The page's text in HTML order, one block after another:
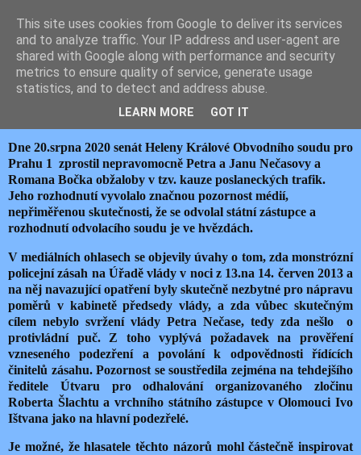
JEMELIK ZDENĚK
čtvrtek 27. srpna 2020
O PUČI A PUČISTECH
Dne 20.srpna 2020 senát Heleny Králové Obvodního soudu pro
Prahu 1 zprostil nepravomocně Petra a Janu Nečasovy a
Romana Bočka obžaloby v tzv. kauze poslaneckých trafik.
Jeho rozhodnutí vyvolalo značnou pozornost médií,
nepřiměřenou skutečnosti, že se odvolal státní zástupce a
rozhodnutí odvolacího soudu je ve hvězdách.
V mediálních ohlasech se objevily úvahy o tom, zda monstrózní
policejní zásah na Úřadě vlády v noci z 13.na 14. červen 2013 a
na něj navazující opatření byly skutečně nezbytné pro nápravu
poměrů v kabinetě předsedy vlády, a zda vůbec skutečným
cílem nebylo svržení vlády Petra Nečase, tedy zda nešlo o
protivládní puč. Z toho vyplývá požadavek na prověření
vzneseného podezření a povolání k odpovědnosti řídících
činitelů zásahu. Pozornost se soustředila zejména na tehdejšího
ředitele Útvaru pro odhalování organizovaného zločinu
Roberta Šlachtu a vrchního státního zástupce v Olomouci Ivo
Ištvana jako na hlavní podezřelé.
Je možné, že hlasatele těchto názorů mohl částečně inspirovat
This site uses cookies from Google to deliver its services
and to analyze traffic. Your IP address and user-agent are
shared with Google along with performance and security
metrics to ensure quality of service, generate usage
statistics, and to detect and address abuse.
LEARN MORE GOT IT